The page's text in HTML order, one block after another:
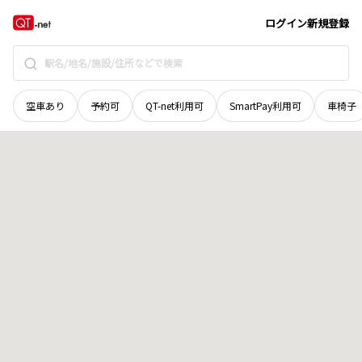
ログイン新規登録
空車あり 予約可 QT-net利用可 SmartPay利用可 車椅子
広島県